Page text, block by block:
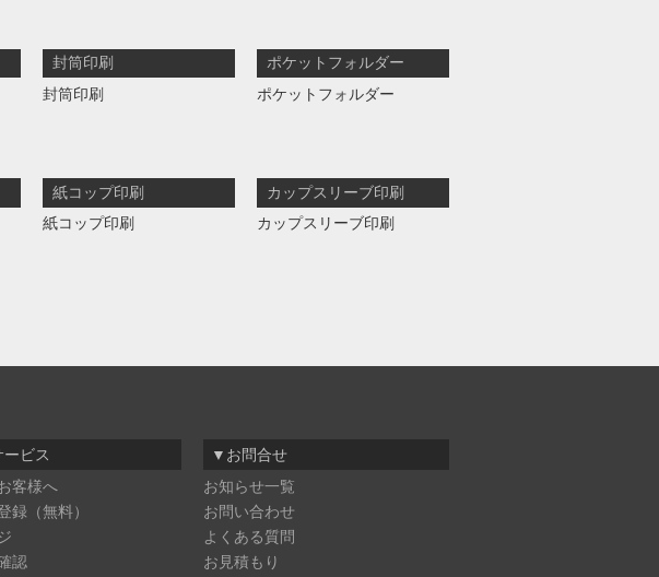
封筒印刷
封筒印刷
ポケットフォルダー
ポケットフォルダー
紙コップ印刷
紙コップ印刷
カップスリーブ印刷
カップスリーブ印刷
ビス
客様へ
録（無料）
認
▼お問合せ
お知らせ一覧
お問い合わせ
よくある質問
お見積もり